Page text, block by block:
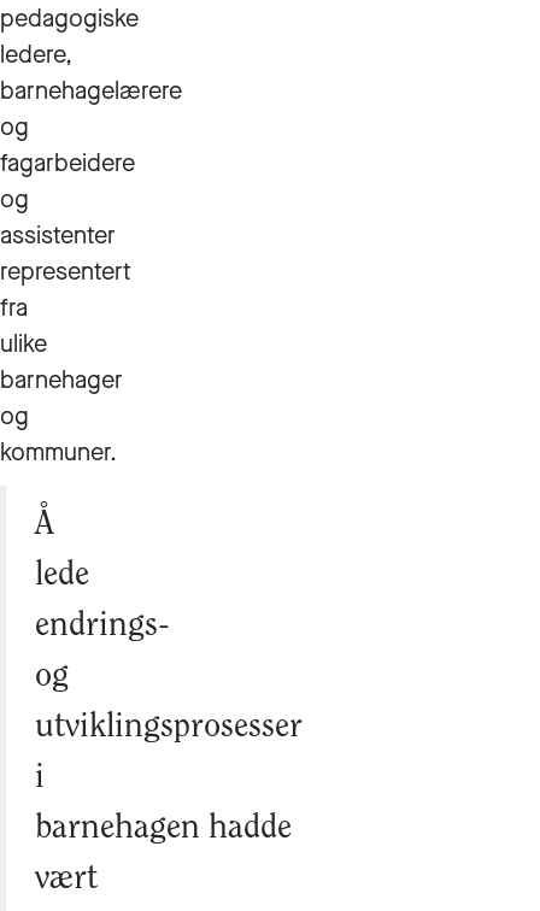
pedagogiske
ledere,
barnehagelærere
og
fagarbeidere
og
assistenter
representert
fra
ulike
barnehager
og
kommuner.
Å
lede
endrings-
og
utviklingsprosesser
i
barnehagen hadde
vært